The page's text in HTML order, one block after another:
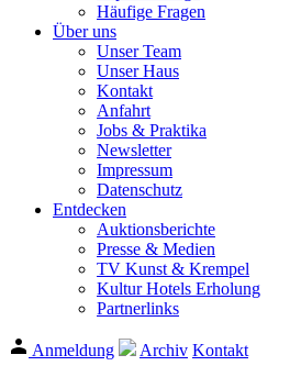
Häufige Fragen
Über uns
Unser Team
Unser Haus
Kontakt
Anfahrt
Jobs & Praktika
Newsletter
Impressum
Datenschutz
Entdecken
Auktionsberichte
Presse & Medien
TV Kunst & Krempel
Kultur Hotels Erholung
Partnerlinks
Anmeldung Archiv Kontakt